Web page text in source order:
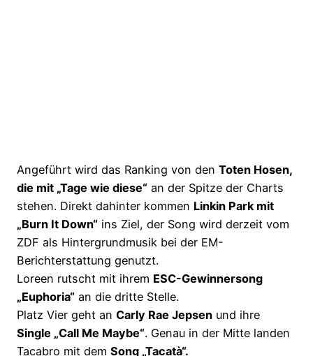
Angeführt wird das Ranking von den Toten Hosen,
die mit „Tage wie diese“ an der Spitze der Charts
stehen. Direkt dahinter kommen Linkin Park mit
„Burn It Down“ ins Ziel, der Song wird derzeit vom
ZDF als Hintergrundmusik bei der EM-
Berichterstattung genutzt.
Loreen rutscht mit ihrem ESC-Gewinnersong
„Euphoria“ an die dritte Stelle.
Platz Vier geht an Carly Rae Jepsen und ihre
Single „Call Me Maybe“. Genau in der Mitte landen
Tacabro mit dem Song „Tacatà“.